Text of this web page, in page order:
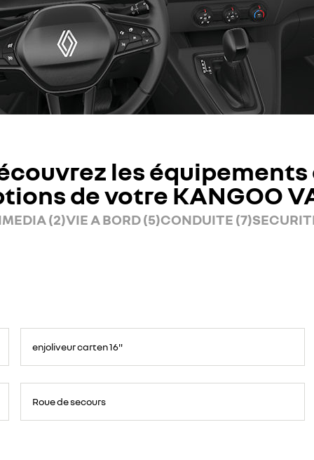
les équipements
de votre KANGOO
(2)VIE A BORD (5)CONDUITE (7)
enjoliveur carten 16"
Roue de secours